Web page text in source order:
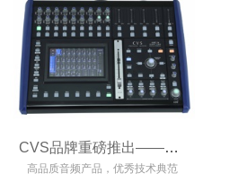
CVS品牌重磅推出——AME 24数字调音台
高品质音频产品，优秀技术典范